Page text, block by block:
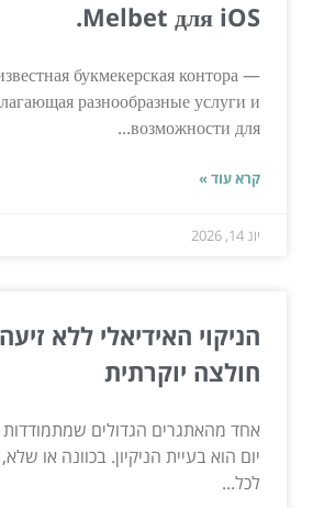
Melbet для iOS.
букмекерская контора —
разнообразные услуги и
возможности для...
קרא עוד »
יונ 14, 2026
הניקוי האידיאלי ללא
חולצה יוקרתית
אחד מהאתגרים הגדולים
יום הוא בעיית הניקיון. בכוונה או
לכל...